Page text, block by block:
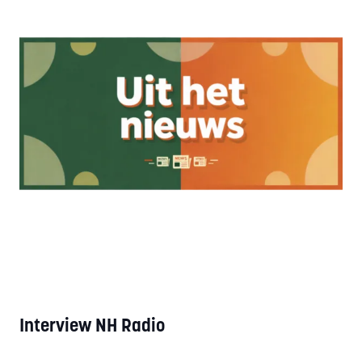
Interview NH Radio